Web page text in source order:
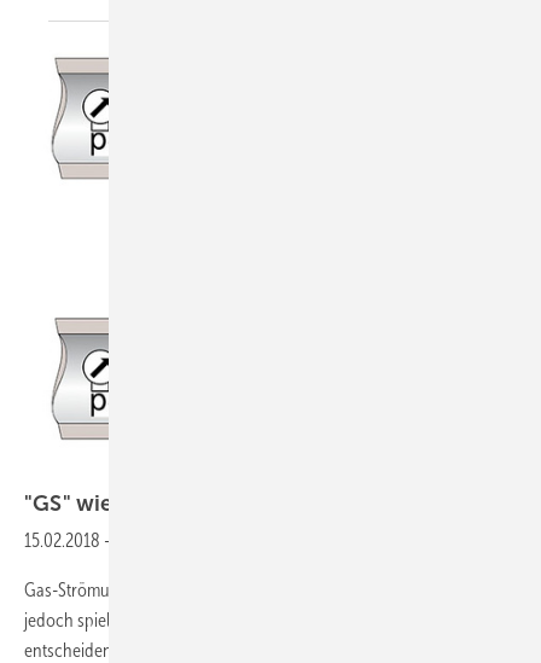
"GS" wie Große
15.02.2018 -
Gas-Strömungswächter sind nicht etwa Figuren eines Rollenspiels –
jedoch spielen sie beim Sicherheitskonzept einer Gasinstallation eine
entscheidende Rolle.